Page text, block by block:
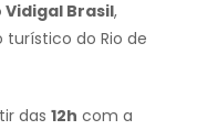
Vidigal Brasil,
do Rio de
das 12h com a